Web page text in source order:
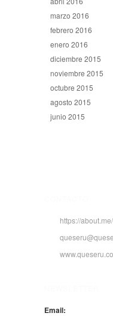
marzo 2016
febrero 2016
enero 2016
diciembre 2015
noviembre 2015
octubre 2015
agosto 2015
junio 2015
https://
Email: